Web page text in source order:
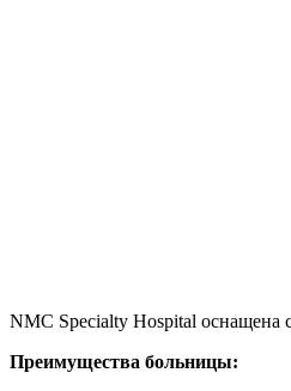
NMC Specialty Hospital оснащена
Преимущества больницы: